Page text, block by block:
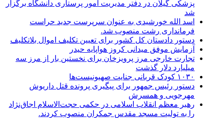
پزشکی گیلان در دفتر مدیریت امور پرستاری دانشگاه برگزار
شد
اسد الله خورشیدی به عنوان سرپرست جدید حراست
فرمانداری رشت منصوب شد.
دستور دادستان کل کشور برای تعیین تکلیف اموال بلاتکلیف
آزمایش موفق میدانی کروز هواپایه حیدر
تجارت خارجی مرز پرویزخان برای نخستین بار از مرز سه
میلیارد دلار گذشت
۱۰۳۰ کودک قربانی جنایت صهیونیست‌ها
دستور رئیس جمهور برای پیگیری پرونده قتل داریوش
مهرجویی و همسرش
رهبر معظم انقلاب اسلامی در حکمی حجت‌الاسلام اجاق‌نژاد
را به تولیت مسجد مقدس جمکران منصوب کردند.